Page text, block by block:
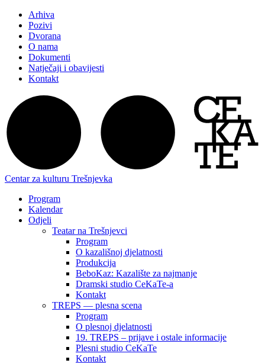
Arhiva
Pozivi
Dvorana
O nama
Dokumenti
Natječaji i obavijesti
Kontakt
Centar za kulturu Trešnjevka
Program
Kalendar
Odjeli
Teatar na Trešnjevci
Program
O kazališnoj djelatnosti
Produkcija
BeboKaz: Kazalište za najmanje
Dramski studio CeKaTe-a
Kontakt
TREPS — plesna scena
Program
O plesnoj djelatnosti
19. TREPS – prijave i ostale informacije
Plesni studio CeKaTe
Kontakt